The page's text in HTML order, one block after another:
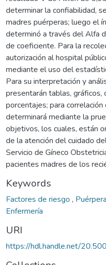
determinar la confiabilidad,
madres puérperas; luego el
determinó a través del Alfa
de coeficiente. Para la
autorización al hospital
mediante el uso del
Para su interpretación y
presentarán tablas, gráficos,
porcentajes; para
determinará mediante la
objetivos, los cuales, están
de la atención del cuidado
Servicio de Gíneco
pacientes madres de los
Keywords
Factores de riesgo ,
Enfermería
URI
https://hdl.handle.net/